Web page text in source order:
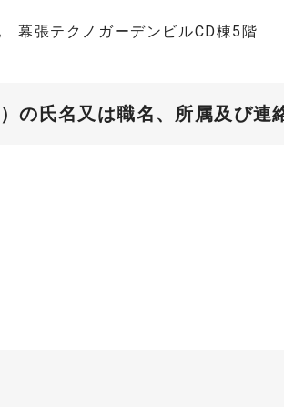
幕張テクノガーデンビルCD棟5階
の氏名又は職名、所属及び連